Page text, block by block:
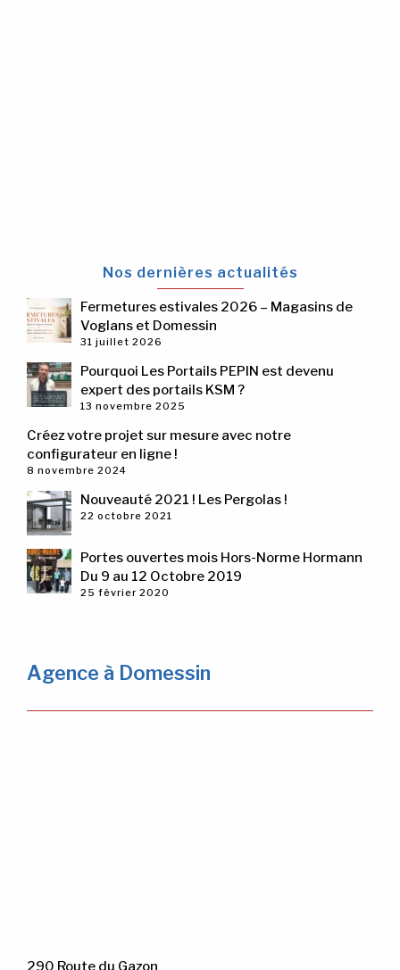
Nos dernières actualités
Fermetures estivales 2026 – Magasins de
Voglans et Domessin
31 juillet 2026
Pourquoi Les Portails PEPIN est devenu
expert des portails KSM ?
13 novembre 2025
Créez votre projet sur mesure avec notre
configurateur en ligne !
8 novembre 2024
Nouveauté 2021 ! Les Pergolas !
22 octobre 2021
Portes ouvertes mois Hors-Norme Hormann
Du 9 au 12 Octobre 2019
25 février 2020
Agence à Domessin
290 Route du Gazon